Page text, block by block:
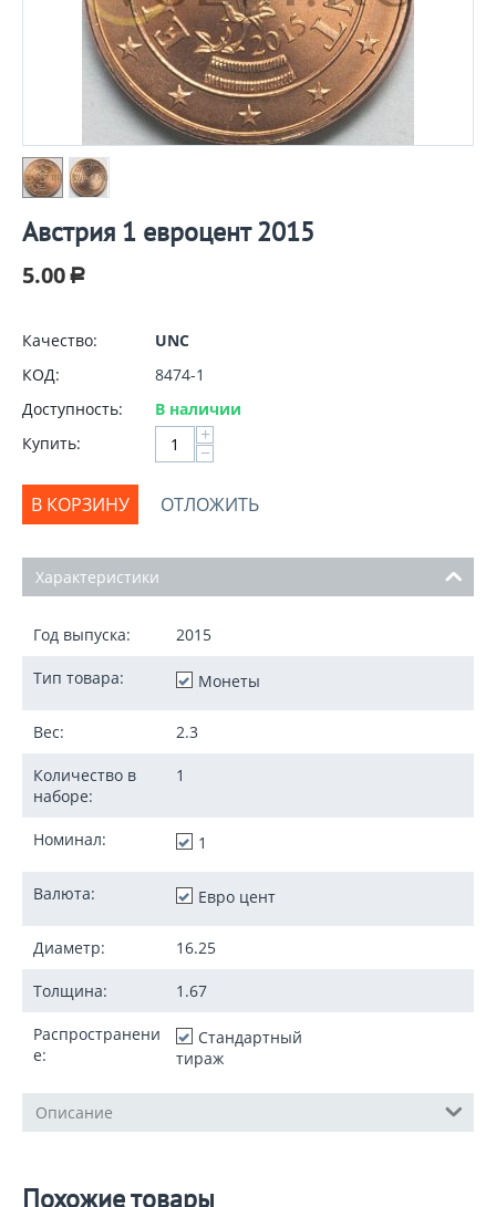
Австрия 1 евроцент 2015
5.00 Р
Качество:
UNC
КОД:
8474-1
Доступность:
В наличии
Купить:
+
−
В КОРЗИНУ ОТЛОЖИТЬ
Характеристики
Год выпуска: 2015
Тип товара: Монеты
Вес: 2.3
Количество в
наборе:
1
Номинал: 1
Валюта: Евро цент
Диаметр: 16.25
Толщина: 1.67
Распространени
е:
Стандартный
тираж
Описание
Похожие товары